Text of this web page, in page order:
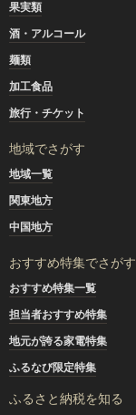
果実類
酒・アルコール
麺類
加工食品
旅行・チケット
地域でさがす
地域一覧
関東地方
中国地方
おすすめ特集でさがす
おすすめ特集一覧
担当者おすすめ特集
地元が誇る家電特集
ふるなび限定特集
ふるさと納税を知る